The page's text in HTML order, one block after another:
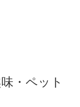
・ペット